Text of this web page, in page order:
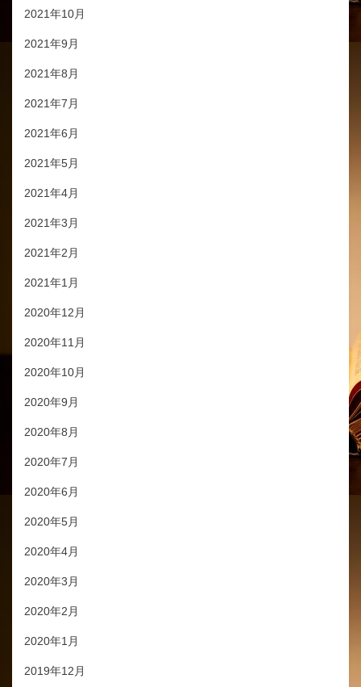
2021年10月
2021年9月
2021年8月
2021年7月
2021年6月
2021年5月
2021年4月
2021年3月
2021年2月
2021年1月
2020年12月
2020年11月
2020年10月
2020年9月
2020年8月
2020年7月
2020年6月
2020年5月
2020年4月
2020年3月
2020年2月
2020年1月
2019年12月